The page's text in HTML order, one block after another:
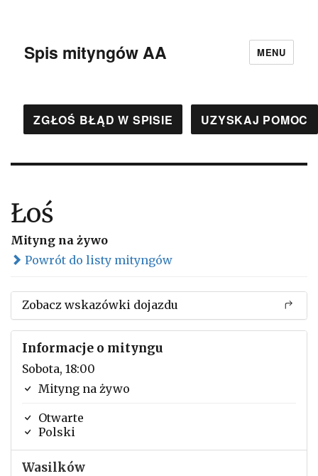
Spis mityngów AA MENU
ZGŁOŚ BŁĄD W SPISIE UZYSKAJ POMOC
Łoś
Mityng na żywo
Powrót do listy mityngów
Zobacz wskazówki dojazdu
Informacje o mityngu
Sobota, 18:00
Mityng na żywo
Otwarte
Polski
Wasilków